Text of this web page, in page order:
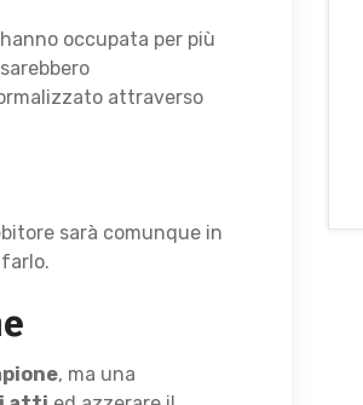
occupata per più
attraverso
sarà comunque in
, ma una